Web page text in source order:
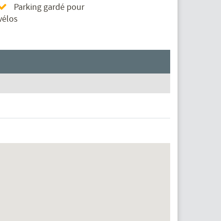
Parking gardé pour